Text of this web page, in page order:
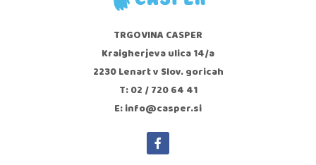
TRGOVINA CASPER
Kraigherjeva ulica 14/a
2230 Lenart v Slov. goricah
T: 02 / 720 64 41
E: info@casper.si